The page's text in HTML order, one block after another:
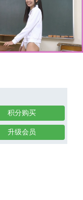
积分购买
升级会员